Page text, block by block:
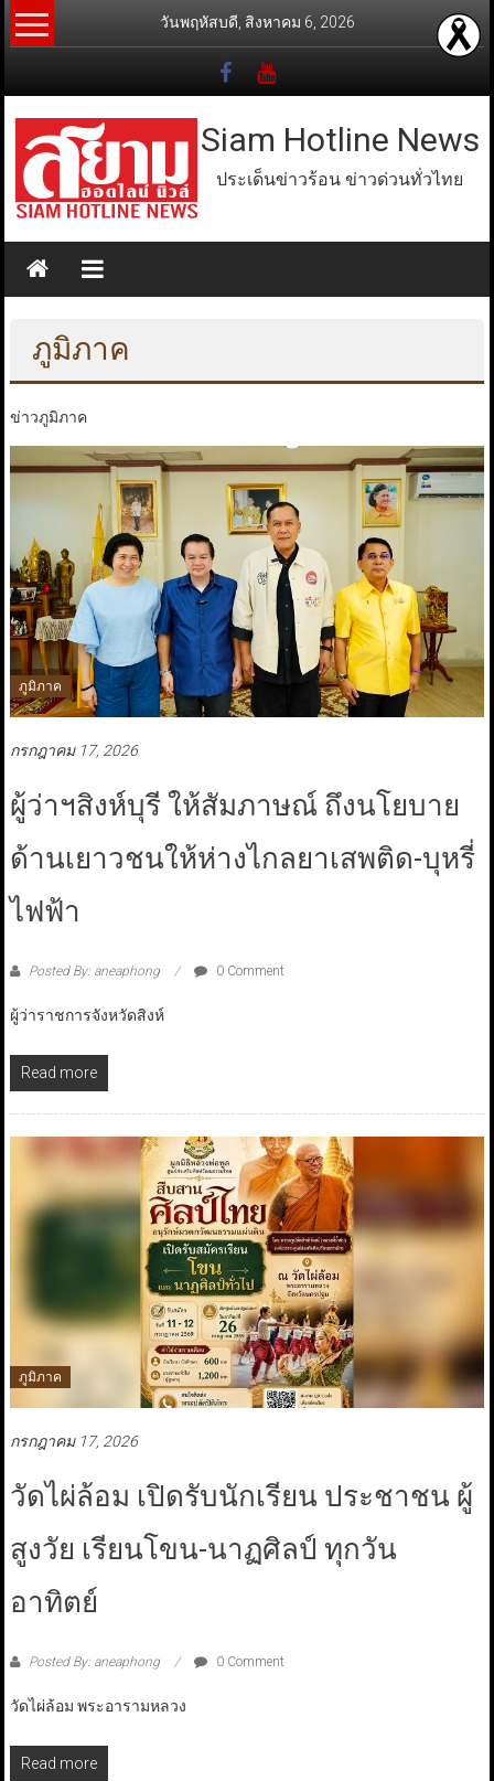
Skip
to
วันพฤหัสบดี, สิงหาคม 6, 2026
Siam Hotline News
ประเด็นข่าวร้อน ข่าวด่วนทั่วไทย
ภูมิภาค
ข่าวภูมิภาค
ภูมิภาค
กรกฎาคม 17, 2026
ผู้ว่าฯสิงห์บุรี ให้สัมภาษณ์ ถึงนโยบาย
ด้านเยาวชนให้ห่างไกลยาเสพติด-บุหรี่
ไฟฟ้า
Posted By: aneaphong 0 Comment
ผู้ว่าราชการจังหวัดสิงห์
Read more
ภูมิภาค
กรกฎาคม 17, 2026
วัดไผ่ล้อม เปิดรับนักเรียน ประชาชน ผู้
สูงวัย เรียนโขน-นาฏศิลป์ ทุกวัน
อาทิตย์
Posted By: aneaphong 0 Comment
วัดไผ่ล้อม พระอารามหลวง
Read more